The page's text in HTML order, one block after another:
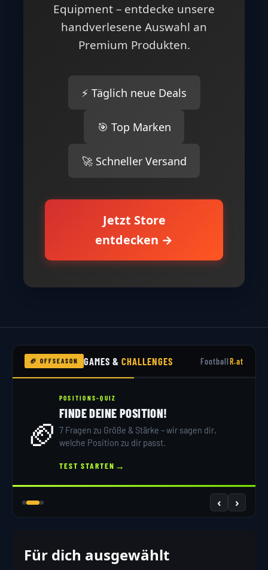
Equipment – entdecke unsere
handverlesene Auswahl an
Premium Produkten.
⚡ Täglich neue Deals
🎯 Top Marken
🚀 Schneller Versand
Jetzt Store
entdecken →
🏈 OFFSEASON GAMES &CHALLENGES FootballR.at
🏈
POSITIONS-QUIZ
FINDE DEINE POSITION!
7 Fragen zu Größe & Stärke – wir sagen dir,
welche Position zu dir passt.
TEST STARTEN →
‹ ›
Für dich ausgewählt